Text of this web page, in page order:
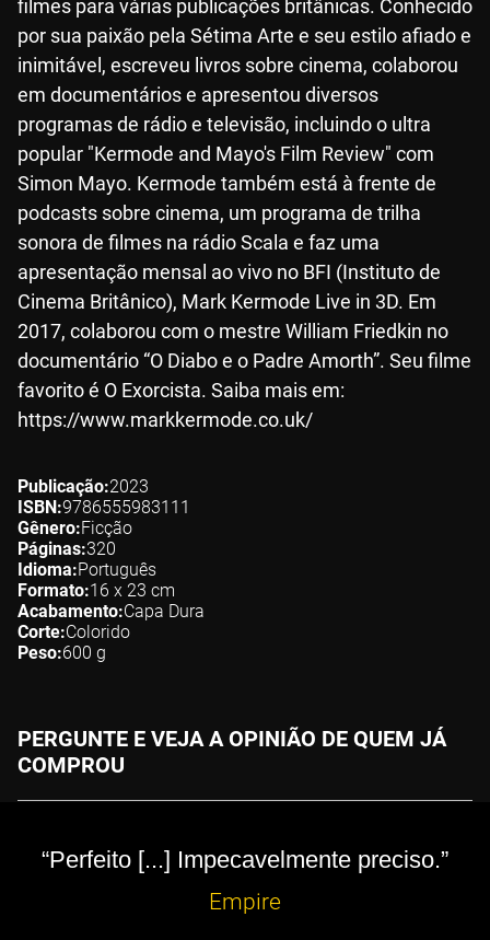
filmes para várias publicações britânicas. Conhecido
por sua paixão pela Sétima Arte e seu estilo afiado e
inimitável, escreveu livros sobre cinema, colaborou
em documentários e apresentou diversos
programas de rádio e televisão, incluindo o ultra
popular "Kermode and Mayo's Film Review" com
Simon Mayo. Kermode também está à frente de
podcasts sobre cinema, um programa de trilha
sonora de filmes na rádio Scala e faz uma
apresentação mensal ao vivo no BFI (Instituto de
Cinema Britânico), Mark Kermode Live in 3D. Em
2017, colaborou com o mestre William Friedkin no
documentário “O Diabo e o Padre Amorth”. Seu filme
favorito é O Exorcista. Saiba mais em:
https://www.markkermode.co.uk/
Publicação 2023
ISBN 9786555983111
Gênero Ficção
Páginas 320
Idioma Português
Formato 16 x 23 cm
Acabamento Capa Dura
Corte Colorido
Peso 600 g
PERGUNTE E VEJA A OPINIÃO DE QUEM JÁ
COMPROU
“Perfeito [...] Impecavelmente preciso.”
Empire